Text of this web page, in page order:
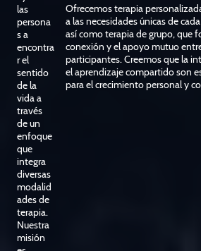
las
persona
s a
encontra
r el
sentido
de la
vida a
través
de un
enfoque
que
integra
diversas
modalid
ades de
terapia.
Nuestra
misión
Ofrecemos terapia
a las necesidades únicas de
así como terapia de grupo, que
conexión y el apoyo mutuo
participantes. Creemos que la
el aprendizaje compartido son
para el crecimiento personal y